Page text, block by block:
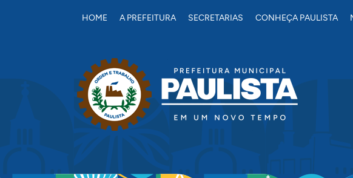
HOME A PREFEITURA SECRETARIAS CONHEÇA PAULISTA